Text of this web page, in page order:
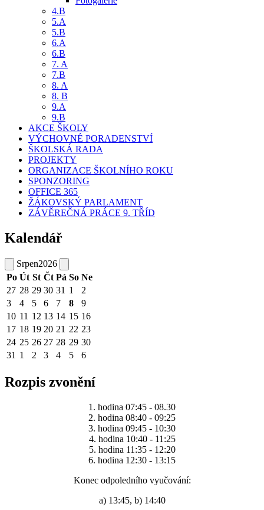
4.B
5.A
5.B
6.A
6.B
7. A
7.B
8. A
8. B
9.A
9.B
AKCE ŠKOLY
VÝCHOVNÉ PORADENSTVÍ
ŠKOLSKÁ RADA
PROJEKTY
ORGANIZACE ŠKOLNÍHO ROKU
SPONZORING
OFFICE 365
ŽÁKOVSKÝ PARLAMENT
ZÁVĚREČNÁ PRÁCE 9. TŘÍD
Kalendář
Srpen2026
Po Út St Čt Pá So Ne
27 28 29 30 31 1
2
3
4 5 6 7 8
9
10 11 12 13 14 15 16
17 18 19 20 21 22 23
24 25 26 27 28 29 30
31 1 2 3 4 5 6
Rozpis zvonění
1. hodina 07:45 - 08.30
2. hodina 08:40 - 09:25
3. hodina 09:45 - 10:30
4. hodina 10:40 - 11:25
5. hodina 11:35 - 12:20
6. hodina 12:30 - 13:15
Konec odpoledního vyučování:
a) 13:45, b) 14:40